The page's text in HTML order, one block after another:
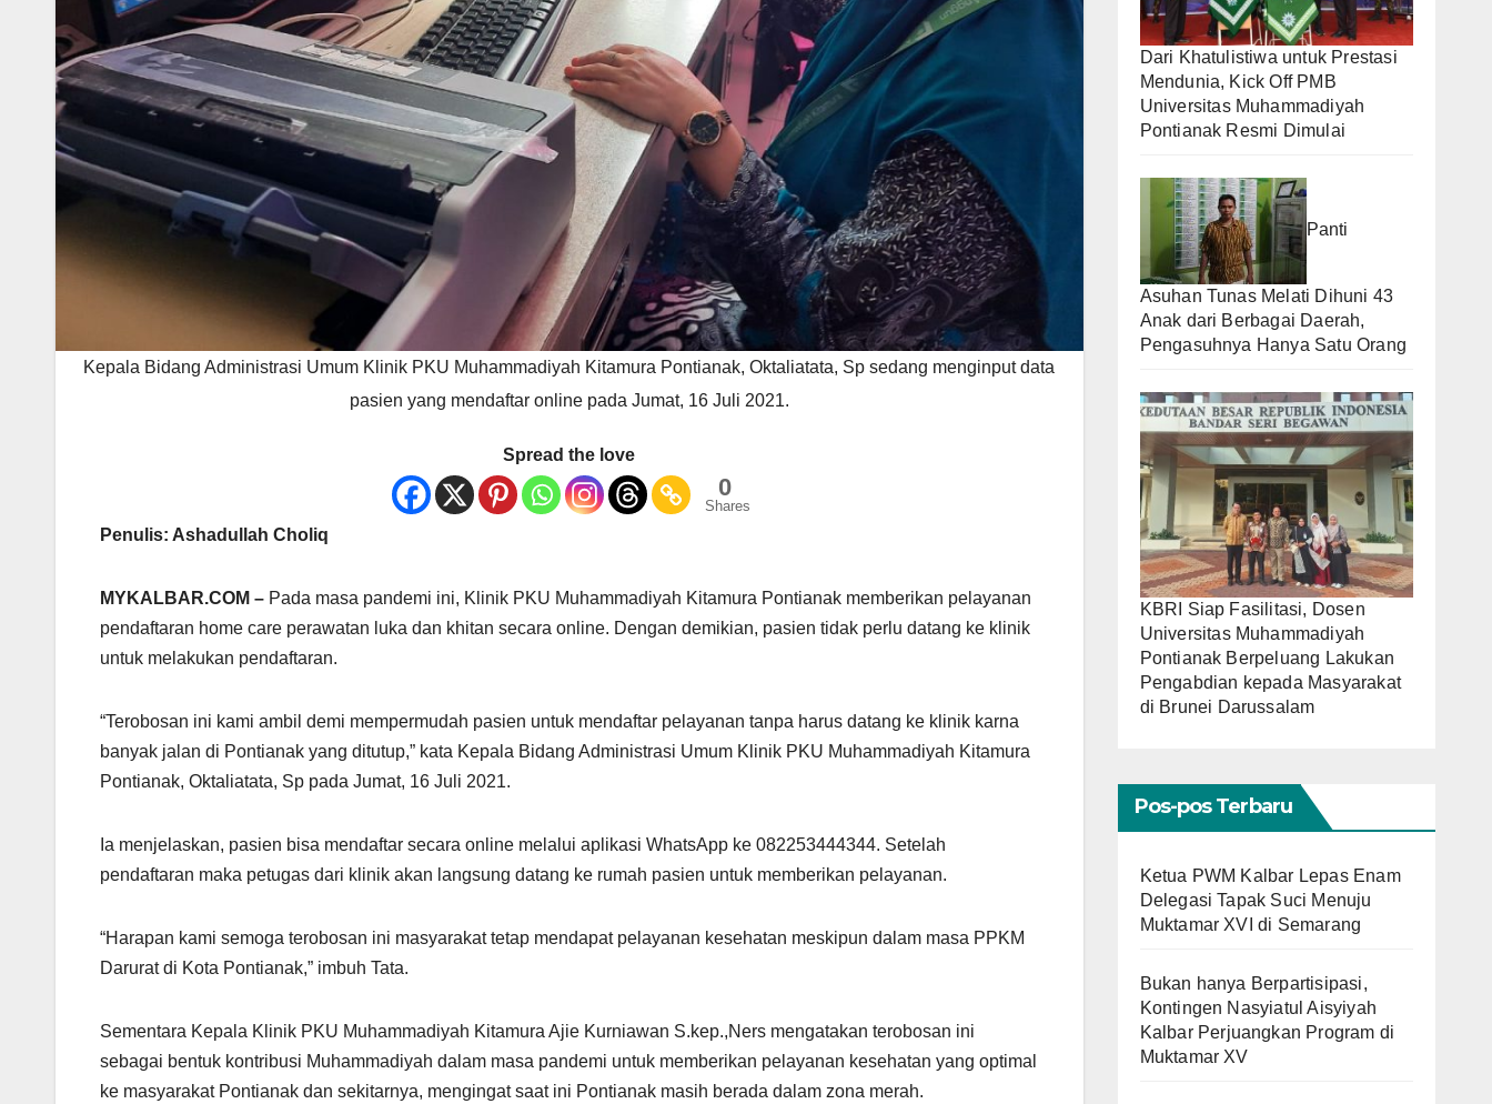
Kepala Bidang Administrasi Umum Klinik PKU Muhammadiyah Kitamura Pontianak, Oktaliatata, Sp sedang menginput data
pasien yang mendaftar online pada Jumat, 16 Juli 2021.
Spread the love
0
Shares
Penulis: Ashadullah Choliq
MYKALBAR.COM – Pada masa pandemi ini, Klinik PKU Muhammadiyah Kitamura Pontianak memberikan pelayanan
pendaftaran home care perawatan luka dan khitan secara online. Dengan demikian, pasien tidak perlu datang ke klinik
untuk melakukan pendaftaran.
“Terobosan ini kami ambil demi mempermudah pasien untuk mendaftar pelayanan tanpa harus datang ke klinik karna
banyak jalan di Pontianak yang ditutup,” kata Kepala Bidang Administrasi Umum Klinik PKU Muhammadiyah Kitamura
Pontianak, Oktaliatata, Sp pada Jumat, 16 Juli 2021.
Ia menjelaskan, pasien bisa mendaftar secara online melalui aplikasi WhatsApp ke 082253444344. Setelah
pendaftaran maka petugas dari klinik akan langsung datang ke rumah pasien untuk memberikan pelayanan.
“Harapan kami semoga terobosan ini masyarakat tetap mendapat pelayanan kesehatan meskipun dalam masa PPKM
Darurat di Kota Pontianak,” imbuh Tata.
Sementara Kepala Klinik PKU Muhammadiyah Kitamura Ajie Kurniawan S.kep.,Ners mengatakan terobosan ini
sebagai bentuk kontribusi Muhammadiyah dalam masa pandemi untuk memberikan pelayanan kesehatan yang optimal
ke masyarakat Pontianak dan sekitarnya, mengingat saat ini Pontianak masih berada dalam zona merah.
Dari Khatulistiwa untuk Prestasi
Mendunia, Kick Off PMB
Universitas Muhammadiyah
Pontianak Resmi Dimulai
Panti
Asuhan Tunas Melati Dihuni 43
Anak dari Berbagai Daerah,
Pengasuhnya Hanya Satu Orang
KBRI Siap Fasilitasi, Dosen
Universitas Muhammadiyah
Pontianak Berpeluang Lakukan
Pengabdian kepada Masyarakat
di Brunei Darussalam
Pos-pos Terbaru
Ketua PWM Kalbar Lepas Enam
Delegasi Tapak Suci Menuju
Muktamar XVI di Semarang
Bukan hanya Berpartisipasi,
Kontingen Nasyiatul Aisyiyah
Kalbar Perjuangkan Program di
Muktamar XV